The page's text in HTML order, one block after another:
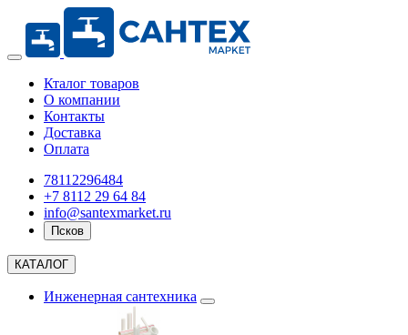
Кталог товаров
О компании
Контакты
Доставка
Оплата
78112296484
+7 8112 29 64 84
info@santexmarket.ru
Псков
КАТАЛОГ
Инженерная сантехника